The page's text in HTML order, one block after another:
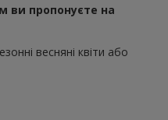
ви пропонуєте на
весняні квіти або